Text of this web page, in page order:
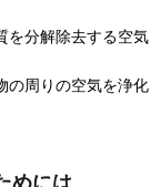
を分解除去する空気
の周りの空気を浄化